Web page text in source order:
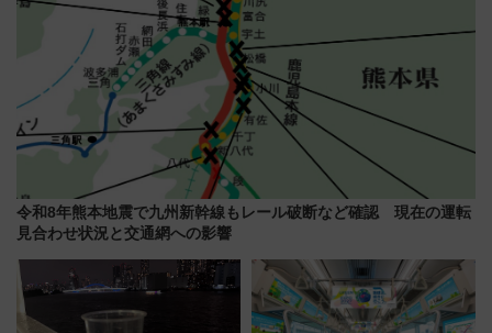
令和8年熊本地震で九州新幹線もレール破断など確認 現在の運転
見合わせ状況と交通網への影響